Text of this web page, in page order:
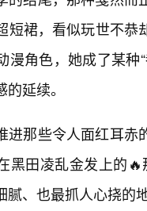
短裙，看似玩世不
漫角色，她成了某
延续。
进那些令人面红耳
黑田凌乱金发上的🔥
腻、也最抓人心挠的